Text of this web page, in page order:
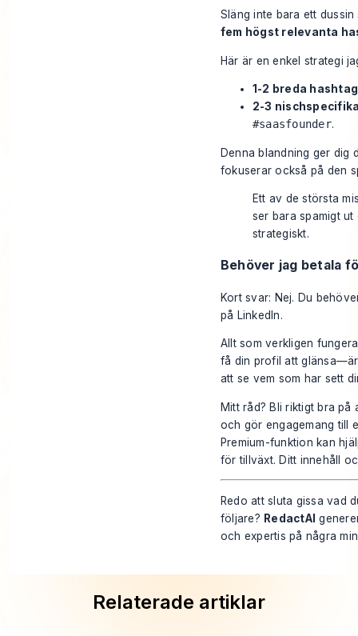
Släng inte bara ett
fem högst relevanta
Här är en enkel strategi
1-2 breda
2-3
#saasfounder.
Denna blandning ger
fokuserar också på den
Ett av de största
ser bara spamigt
strategiskt.
Behöver jag betala
Kort svar: Nej. Du
på LinkedIn.
Allt som verkligen
få din profil att
att se vem som har sett
Mitt råd? Bli riktigt bra
och gör engagemang till
Premium-funktion kan
för tillväxt. Ditt innehåll
Redo att sluta gissa vad
följare? RedactAI
och expertis på några
Relaterade artiklar